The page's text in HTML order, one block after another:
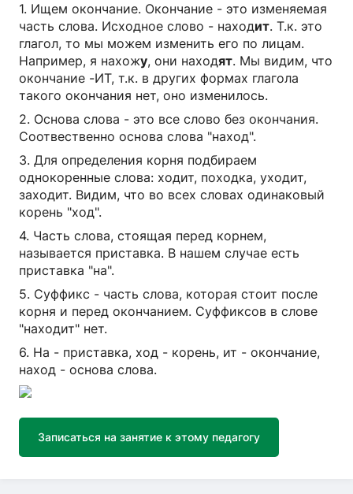
1. Ищем окончание. Окончание - это изменяемая
часть слова. Исходное слово - находит. Т.к. это
глагол, то мы можем изменить его по лицам.
Например, я нахожу, они находят. Мы видим, что
окончание -ИТ, т.к. в других формах глагола
такого окончания нет, оно изменилось.
2. Основа слова - это все слово без окончания.
Соотвественно основа слова "наход".
3. Для определения корня подбираем
однокоренные слова: ходит, походка, уходит,
заходит. Видим, что во всех словах одинаковый
корень "ход".
4. Часть слова, стоящая перед корнем,
называется приставка. В нашем случае есть
приставка "на".
5. Суффикс - часть слова, которая стоит после
корня и перед окончанием. Суффиксов в слове
"находит" нет.
6. На - приставка, ход - корень, ит - окончание,
наход - основа слова.
Записаться на занятие к этому педагогу